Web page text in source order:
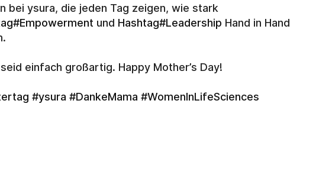
und Hashtag#Leadership Hand in Hand
seid einfach großartig. Happy Mother’s Day!
#ysura #DankeMama #WomenInLifeSciences